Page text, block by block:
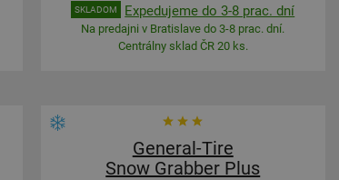
SKLADOM Expedujeme do 3-8 prac. dní
Na predajni v Bratislave do 3-8 prac. dní.
Centrálny sklad ČR 20 ks.
General-Tire
Snow Grabber Plus